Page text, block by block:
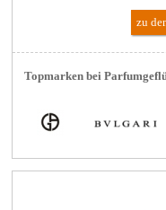
zu
Topmarken bei